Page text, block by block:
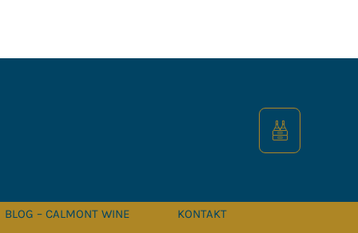
BLOG – CALMONT WINE KONTAKT